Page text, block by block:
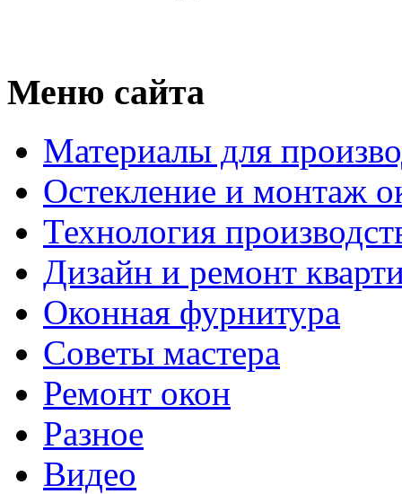
Меню сайта
Материалы для
Остекление и монтаж
Технология
Дизайн и ремонт
Оконная фурнитура
Советы мастера
Ремонт окон
Разное
Видео